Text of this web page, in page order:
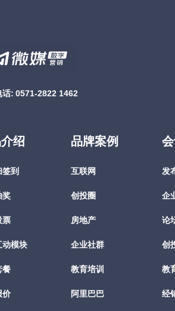
话: 0571-2822 1462
绍
到
奖
票
动模块
餐
价
品牌案例
互联网
创投圈
房地产
企业社群
教育培训
阿里巴巴
发
企
论
创
教
经